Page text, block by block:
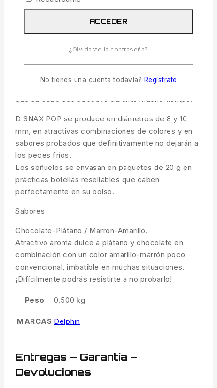
Descripción
Información adicional
Envíos y Devoluciones
Gracias a su sofisticada estructura, se sujetan bien
a las púas del cebo, pero también es posible
enhebrarlos en el bucle bajo el anzuelo con una
que su cebo sea atractivo durante mucho tiempo.
D SNAX POP se produce en diámetros de 8 y 10
mm, en atractivas combinaciones de colores y en
sabores probados que definitivamente no dejarán a
los peces fríos.
Los señuelos se envasan en paquetes de 20 g en
prácticas botellas resellables que caben
perfectamente en su bolso.
Sabores:
Chocolate-Plátano / Marrón-Amarillo.
Atractivo aroma dulce a plátano y chocolate en
combinación con un color amarillo-marrón poco
convencional, imbatible en muchas situaciones.
¡Difícilmente podrás resistirte a no probarlo!
Peso 0.500 kg
MARCAS Delphin
Entregas – Garantía –
Devoluciones
ACCEDER
¿Olvidaste la contraseña?
No tienes una cuenta todavía? Regístrate